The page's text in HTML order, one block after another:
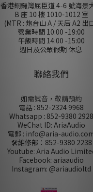
香港銅鑼灣屈臣道 4-6 號海景
B 座 10 樓 1010-1012 室
(MTR : 炮台山 A / 天后 A2 出
營業時間 10:00 -19:00
午飯時間 14:00 -15:00
週日及公眾假期 休息
聯絡我們
如需試音，敬請預約
電話 : 852-2324 9968
Whatsapp : 852-9380 2928
WeChat ID: AriaAudio
電郵 : info@aria-
🛠️維修部： 852-9380 2238
Youtube: Aria Audio
Facebook: ariaaudio
Instagram: @ariaudioltd